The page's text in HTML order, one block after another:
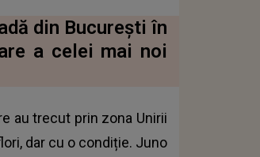
din București în
a celei mai noi
au trecut prin zona Unirii
dar cu o condiție. Juno